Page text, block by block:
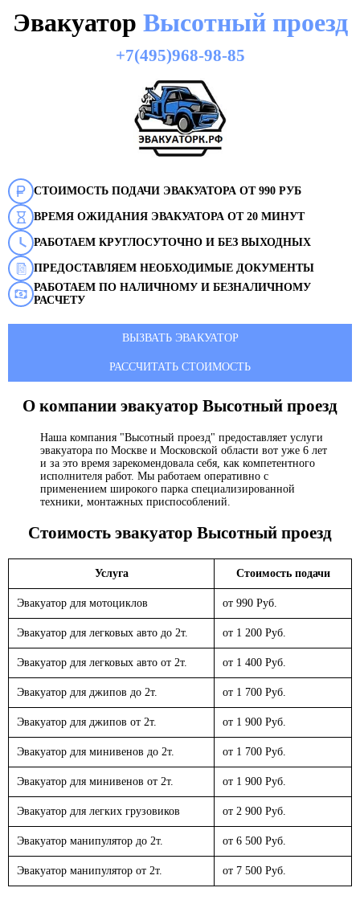
Эвакуатор Высотный проезд
+7(495)968-98-85
СТОИМОСТЬ ПОДАЧИ ЭВАКУАТОРА ОТ 990 РУБ
ВРЕМЯ ОЖИДАНИЯ ЭВАКУАТОРА ОТ 20 МИНУТ
РАБОТАЕМ КРУГЛОСУТОЧНО И БЕЗ ВЫХОДНЫХ
ПРЕДОСТАВЛЯЕМ НЕОБХОДИМЫЕ ДОКУМЕНТЫ
РАБОТАЕМ ПО НАЛИЧНОМУ И БЕЗНАЛИЧНОМУ
РАСЧЕТУ
ВЫЗВАТЬ ЭВАКУАТОР
РАССЧИТАТЬ СТОИМОСТЬ
О компании эвакуатор Высотный проезд
Наша компания "Высотный проезд" предоставляет услуги
эвакуатора по Москве и Московской области вот уже 6 лет
и за это время зарекомендовала себя, как компетентного
исполнителя работ. Мы работаем оперативно с
применением широкого парка специализированной
техники, монтажных приспособлений.
Стоимость эвакуатор Высотный проезд
Услуга Стоимость подачи
Эвакуатор для мотоциклов от 990 Руб.
Эвакуатор для легковых авто до 2т. от 1 200 Руб.
Эвакуатор для легковых авто от 2т. от 1 400 Руб.
Эвакуатор для джипов до 2т. от 1 700 Руб.
Эвакуатор для джипов от 2т. от 1 900 Руб.
Эвакуатор для минивенов до 2т. от 1 700 Руб.
Эвакуатор для минивенов от 2т. от 1 900 Руб.
Эвакуатор для легких грузовиков от 2 900 Руб.
Эвакуатор манипулятор до 2т. от 6 500 Руб.
Эвакуатор манипулятор от 2т. от 7 500 Руб.